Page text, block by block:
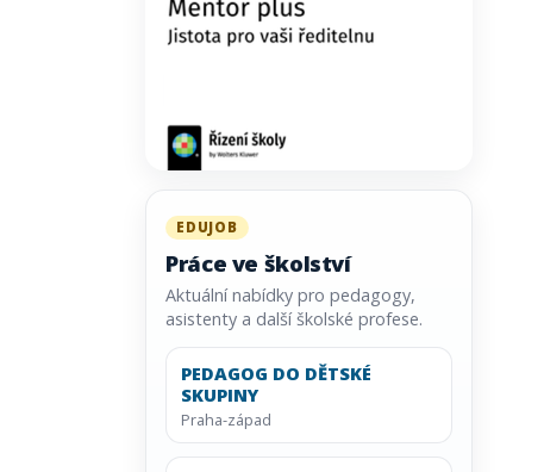
EDUJOB
Práce ve školství
Aktuální nabídky pro pedagogy,
asistenty a další školské profese.
PEDAGOG DO DĚTSKÉ
SKUPINY
Praha-západ